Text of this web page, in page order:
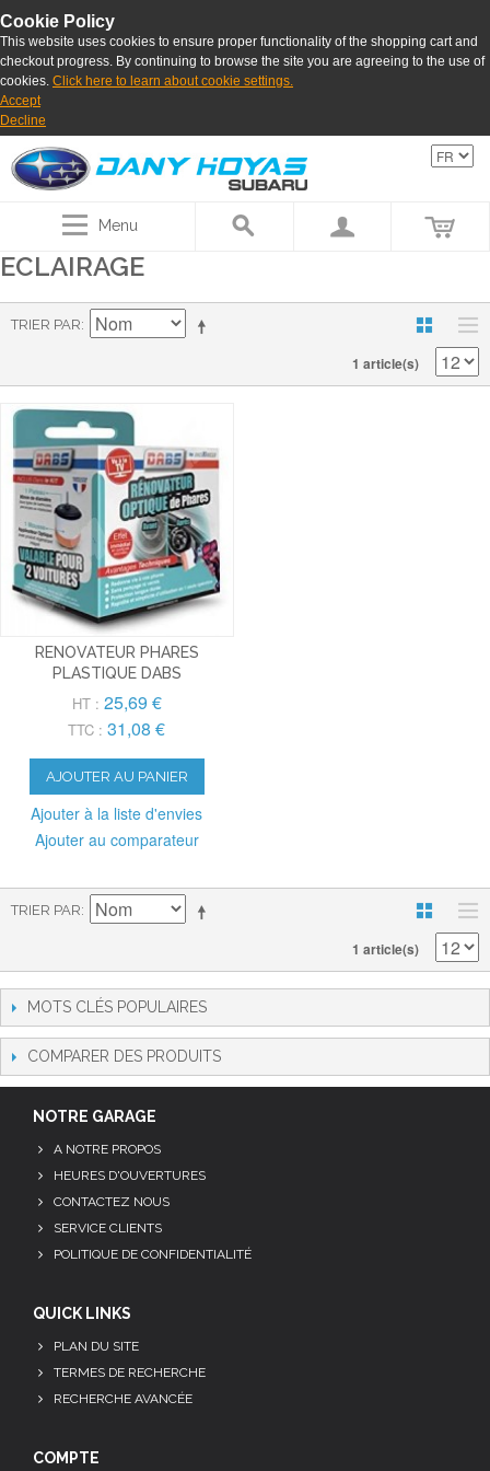
Cookie Policy
This website uses cookies to ensure proper functionality of the shopping cart and
checkout progress. By continuing to browse the site you are agreeing to the use of
cookies. Click here to learn about cookie settings.
Accept
Decline
Menu
ECLAIRAGE
TRIER PAR
1 article(s)
RENOVATEUR PHARES
PLASTIQUE DABS
HT : 25,69 €
TTC : 31,08 €
AJOUTER AU PANIER
Ajouter à la liste d'envies
Ajouter au comparateur
TRIER PAR
1 article(s)
MOTS CLÉS POPULAIRES
COMPARER DES PRODUITS
NOTRE GARAGE
A NOTRE PROPOS
HEURES D'OUVERTURES
CONTACTEZ NOUS
SERVICE CLIENTS
POLITIQUE DE CONFIDENTIALITÉ
QUICK LINKS
PLAN DU SITE
TERMES DE RECHERCHE
RECHERCHE AVANCÉE
COMPTE